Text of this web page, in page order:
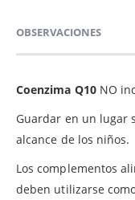
OBSERVACIONES
Coenzima Q10NO
Guardar en un lugar
alcance de los niños.
Los complementos
deben utilizarse